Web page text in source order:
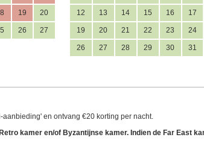
19 20
26 27
12 13 14 15 16 17
19 20 21 22 23 24
26 27 28 29 30 31
en ontvang €20 korting per nacht.
kamer en/of Byzantijnse kamer. Indien de Far East